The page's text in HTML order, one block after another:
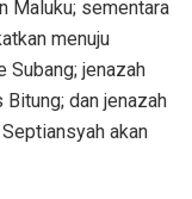
Maluku; sementara
menuju
Subang; jenazah
dan jenazah
akan